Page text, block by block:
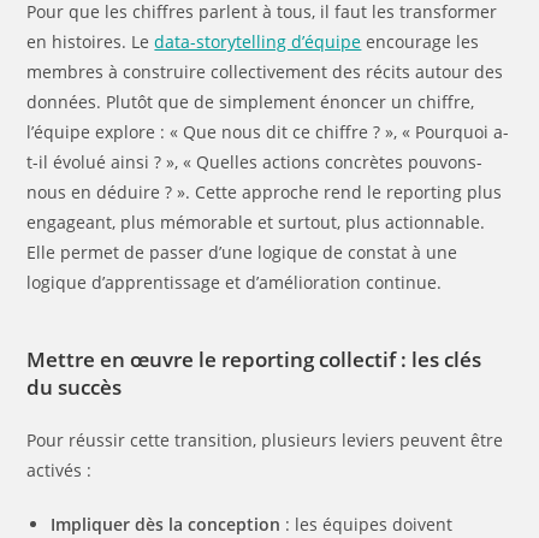
Pour que les chiffres parlent à tous, il faut les transformer
en histoires. Ledata-storytelling d’équipe encourage les
membres à construire collectivement des récits autour des
données. Plutôt que de simplement énoncer un chiffre,
l’équipe explore : « Que nous dit ce chiffre ? », « Pourquoi a-
t-il évolué ainsi ? », « Quelles actions concrètes pouvons-
nous en déduire ? ». Cette approche rend le reporting plus
engageant, plus mémorable et surtout, plus actionnable.
Elle permet de passer d’une logique de constat à une
logique d’apprentissage et d’amélioration continue.
Mettre en œuvre le reporting collectif : les clés
du succès
Pour réussir cette transition, plusieurs leviers peuvent être
activés :
Impliquer dès la conception : les équipes doivent